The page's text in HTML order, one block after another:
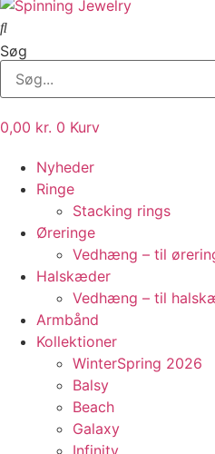
Søg
0,00 kr. 0 Kurv
Nyheder
Ringe
Stacking rings
Øreringe
Vedhæng – til
Halskæder
Vedhæng – til
Armbånd
Kollektioner
WinterSpring 2026
Balsy
Beach
Galaxy
Infinity